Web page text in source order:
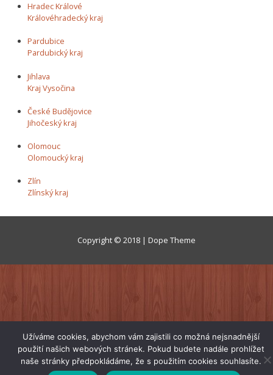
Hradec Králové
Královéhradecký kraj
Pardubice
Pardubický kraj
Jihlava
Kraj Vysočina
České Budějovice
Jihočeský kraj
Olomouc
Olomoucký kraj
Zlín
Zlínský kraj
Copyright © 2018 | Dope Theme
Užíváme cookies, abychom vám zajistili co možná nejsnadnější
použití našich webových stránek. Pokud budete nadále prohlížet
naše stránky předpokládáme, že s použitím cookies souhlasíte.